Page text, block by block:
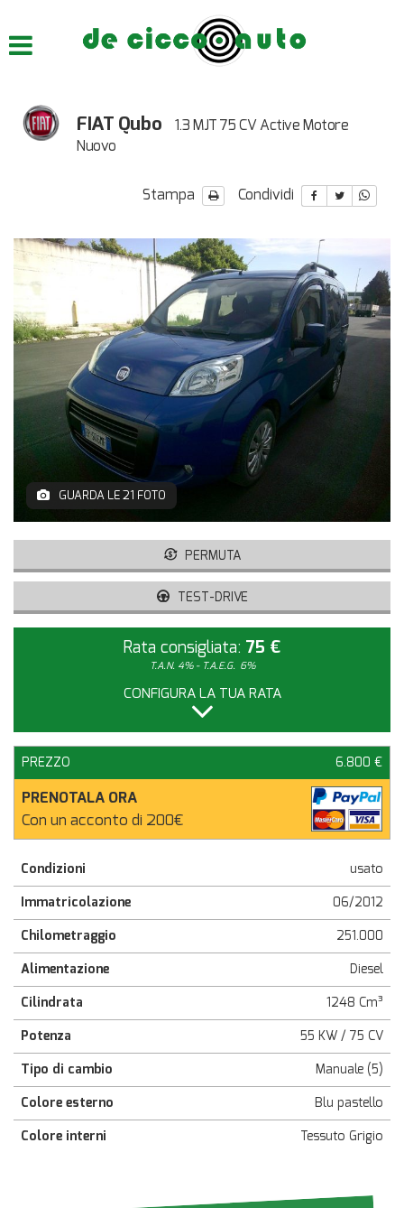
LISTA VEICOLI
ASSISTENZA
CONTATTI
FIAT Qubo
1.3 MJT 75 CV Active Motore
Nuovo
Stampa Condividi
GUARDA LE 21 FOTO
PERMUTA
TEST-DRIVE
Rata consigliata: 75 €
T.A.N. 4% - T.A.E.G. 6%
CONFIGURA LA TUA RATA
PREZZO 6.800 €
PRENOTALA ORA
Con un acconto di 200€
Condizioni
usato
Immatricolazione
06/2012
Chilometraggio
251.000
Alimentazione
Diesel
Cilindrata
1248 Cm³
Potenza
55 KW / 75 CV
Tipo di cambio
Manuale (5)
Colore esterno
Blu pastello
Colore interni
Tessuto Grigio